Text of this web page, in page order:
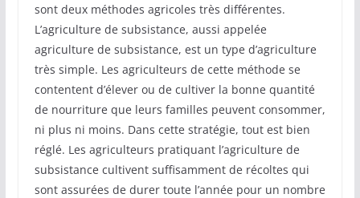
sont deux méthodes agricoles très différentes.
L’agriculture de subsistance, aussi appelée
agriculture de subsistance, est un type d’agriculture
très simple. Les agriculteurs de cette méthode se
contentent d’élever ou de cultiver la bonne quantité
de nourriture que leurs familles peuvent consommer,
ni plus ni moins. Dans cette stratégie, tout est bien
réglé. Les agriculteurs pratiquant l’agriculture de
subsistance cultivent suffisamment de récoltes qui
sont assurées de durer toute l’année pour un nombre